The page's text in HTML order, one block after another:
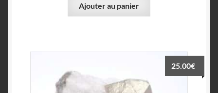
Ajouter au panier
25.00€